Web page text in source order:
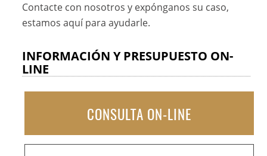
Contacte con nosotros y expónganos su caso,
estamos aquí para ayudarle.
INFORMACIÓN Y PRESUPUESTO ON-
LINE
CONSULTA ON-LINE